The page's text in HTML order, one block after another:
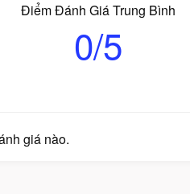
Điểm Đánh Giá Trung Bình
0/5
giá nào.